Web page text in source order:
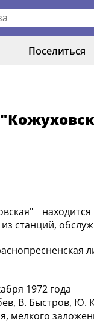
Поселиться
станций,
1972 года
В. Быстров, Ю.
мелкого